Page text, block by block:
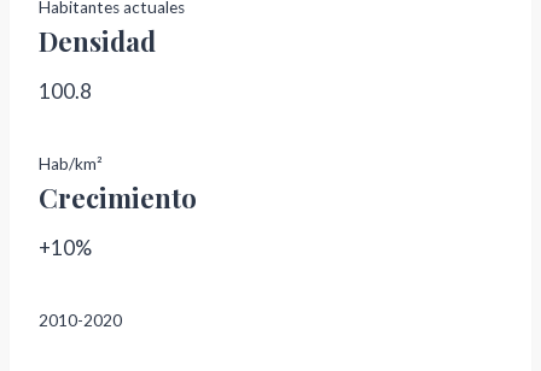
Habitantes actuales
Densidad
100.8
Hab/km²
Crecimiento
+10%
2010-2020